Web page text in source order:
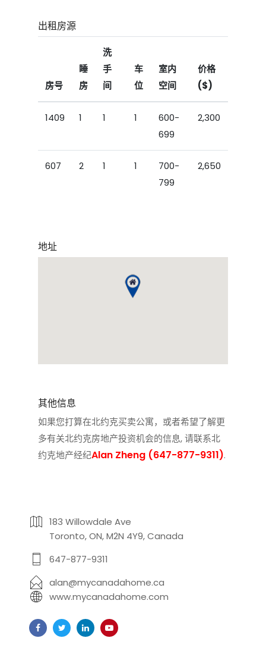
出租房源
房号
睡
房
洗
手
间
车
位
室内
空间
价格
($)
1409 1 1 1
600-
699
2,300
607 2 1 1
700-
799
2,650
地址
其他信息
如果您打算在北约克买卖公寓，或者希望了解更
多有关北约克房地产投资机会的信息, 请联系北
约克地产经纪Alan Zheng (647-877-9311).
183 Willowdale Ave
Toronto, ON, M2N 4Y9, Canada
647-877-9311
alan@mycanadahome.ca
www.mycanadahome.com